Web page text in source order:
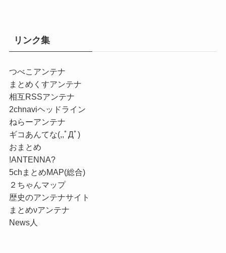
リンク集
つべこアンテナ
まとめくすアンテナ
相互RSSアンテナ
2chnaviヘッドライン
ねらーアンテナ
ギコあんてな(,,ﾟДﾟ)
おまとめ
!ANTENNA?
5chまとめMAP(総合)
２ちゃんマップ
歴史のアンテナサイト
まとめνアンテナ
News人